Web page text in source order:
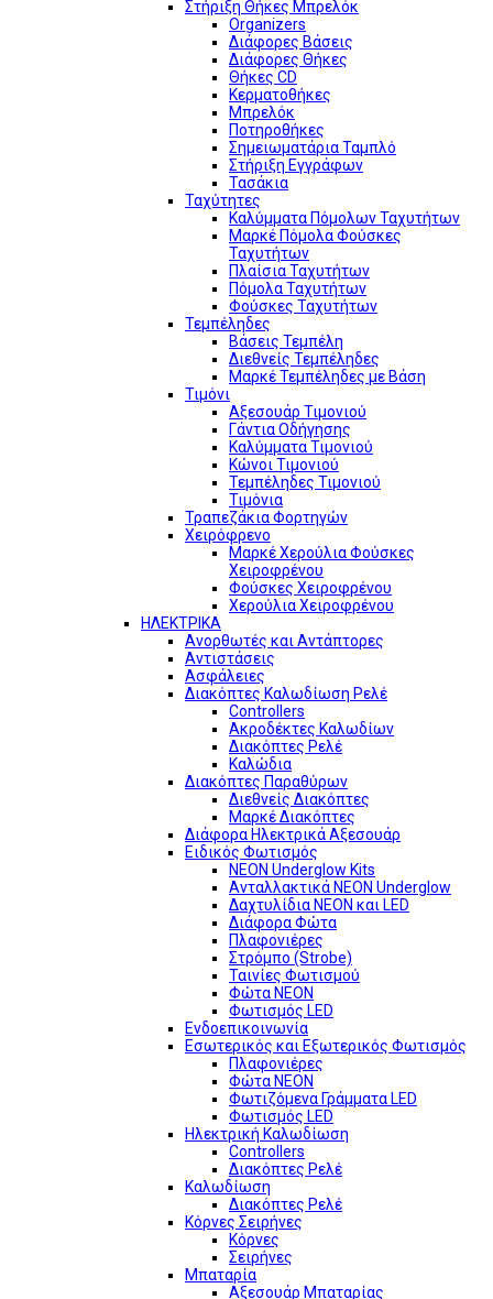
Στήριξη Θήκες Μπρελόκ
Organizers
Διάφορες Βάσεις
Διάφορες Θήκες
Θήκες CD
Κερματοθήκες
Μπρελόκ
Ποτηροθήκες
Σημειωματάρια Ταμπλό
Στήριξη Εγγράφων
Τασάκια
Ταχύτητες
Καλύμματα Πόμολων Ταχυτήτων
Μαρκέ Πόμολα Φούσκες
Ταχυτήτων
Πλαίσια Ταχυτήτων
Πόμολα Ταχυτήτων
Φούσκες Ταχυτήτων
Τεμπέληδες
Βάσεις Τεμπέλη
Διεθνείς Τεμπέληδες
Μαρκέ Τεμπέληδες με Βάση
Τιμόνι
Αξεσουάρ Τιμονιού
Γάντια Οδήγησης
Καλύμματα Τιμονιού
Κώνοι Τιμονιού
Τεμπέληδες Τιμονιού
Τιμόνια
Τραπεζάκια Φορτηγών
Χειρόφρενο
Μαρκέ Χερούλια Φούσκες
Χειροφρένου
Φούσκες Χειροφρένου
Χερούλια Χειροφρένου
ΗΛΕΚΤΡΙΚΑ
Ανορθωτές και Αντάπτορες
Αντιστάσεις
Ασφάλειες
Διακόπτες Καλωδίωση Ρελέ
Controllers
Ακροδέκτες Καλωδίων
Διακόπτες Ρελέ
Καλώδια
Διακόπτες Παραθύρων
Διεθνείς Διακόπτες
Μαρκέ Διακόπτες
Διάφορα Ηλεκτρικά Αξεσουάρ
Ειδικός Φωτισμός
NEON Underglow Kits
Ανταλλακτικά NEON Underglow
Δαχτυλίδια NEON και LED
Διάφορα Φώτα
Πλαφονιέρες
Στρόμπο (Strobe)
Ταινίες Φωτισμού
Φώτα NEON
Φωτισμός LED
Ενδοεπικοινωνία
Εσωτερικός και Εξωτερικός Φωτισμός
Πλαφονιέρες
Φώτα NEON
Φωτιζόμενα Γράμματα LED
Φωτισμός LED
Ηλεκτρική Καλωδίωση
Controllers
Διακόπτες Ρελέ
Καλωδίωση
Διακόπτες Ρελέ
Κόρνες Σειρήνες
Κόρνες
Σειρήνες
Μπαταρία
Αξεσουάρ Μπαταρίας